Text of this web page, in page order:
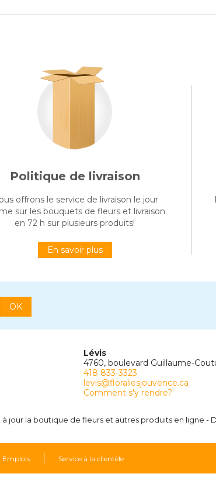
Politique de livraison
offrons le service de livraison le jour
sur les bouquets de fleurs et livraison
en 72 h sur plusieurs produits!
En savoir plus
OK
Lévis
4760, boulevard Guillaume-
418 833-3323
levis@floraliesjouvence.ca
Comment s'y rendre?
la boutique de fleurs et autres produits en ligne -
Emplois Service à la clientèle